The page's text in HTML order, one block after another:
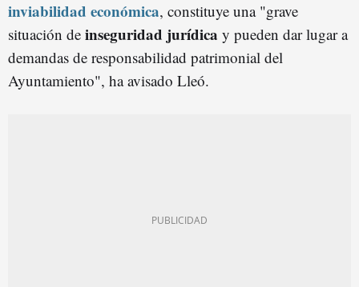
inviabilidad económica, constituye una "grave
situación de inseguridad jurídica y pueden dar lugar a
demandas de responsabilidad patrimonial del
Ayuntamiento", ha avisado Lleó.